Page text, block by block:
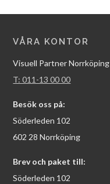
VÅRA KONTOR
Visuell Partner Norrköping
T: 011-13 00 00
Besök oss på:
Söderleden 102
602 28 Norrköping
Brev och paket till:
Söderleden 102